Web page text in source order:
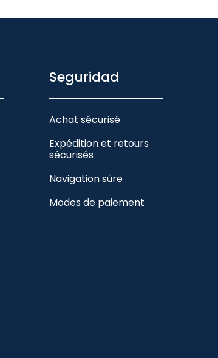
Seguridad
Achat sécurisé
Expédition et retours
sécurisés
Navigation sûre
Modes de paiement